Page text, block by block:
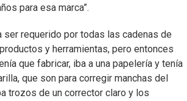
para esa marca”.
requerido por todas las cadenas de
y herramientas, pero entonces
que fabricar, iba a una papelería y tenía
que son para corregir manchas del
trozos de un corrector claro y los